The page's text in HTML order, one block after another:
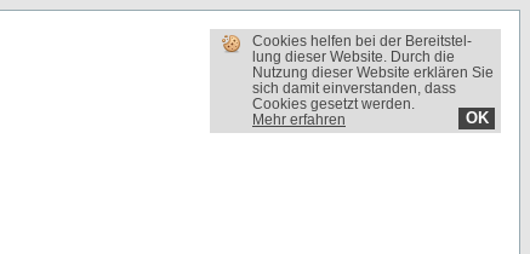
Cookies helfen bei der Bereit­stel­
lung dieser Website. Durch die
Nutzung dieser Website erklären Sie
sich damit einverstanden, dass
Cookies gesetzt werden.
Mehr erfahren
OK